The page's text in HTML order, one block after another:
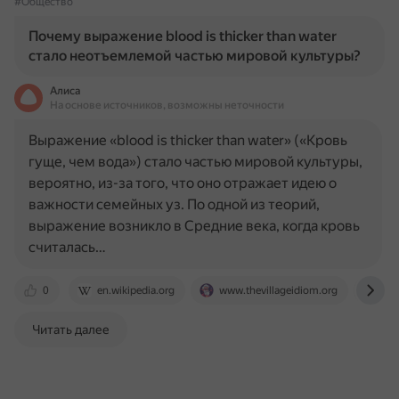
Почему выражение blood is thicker than water
стало неотъемлемой частью мировой культуры?
Алиса
На основе источников, возможны неточности
0 en.wikipedia.org www.thevillageidiom.org
Выражение «blood is thicker than water» («Кровь
гуще, чем вода») стало частью мировой культуры,
вероятно, из-за того, что оно отражает идею о
важности семейных уз. По одной из теорий,
выражение возникло в Средние века, когда кровь
считалась…
Читать далее